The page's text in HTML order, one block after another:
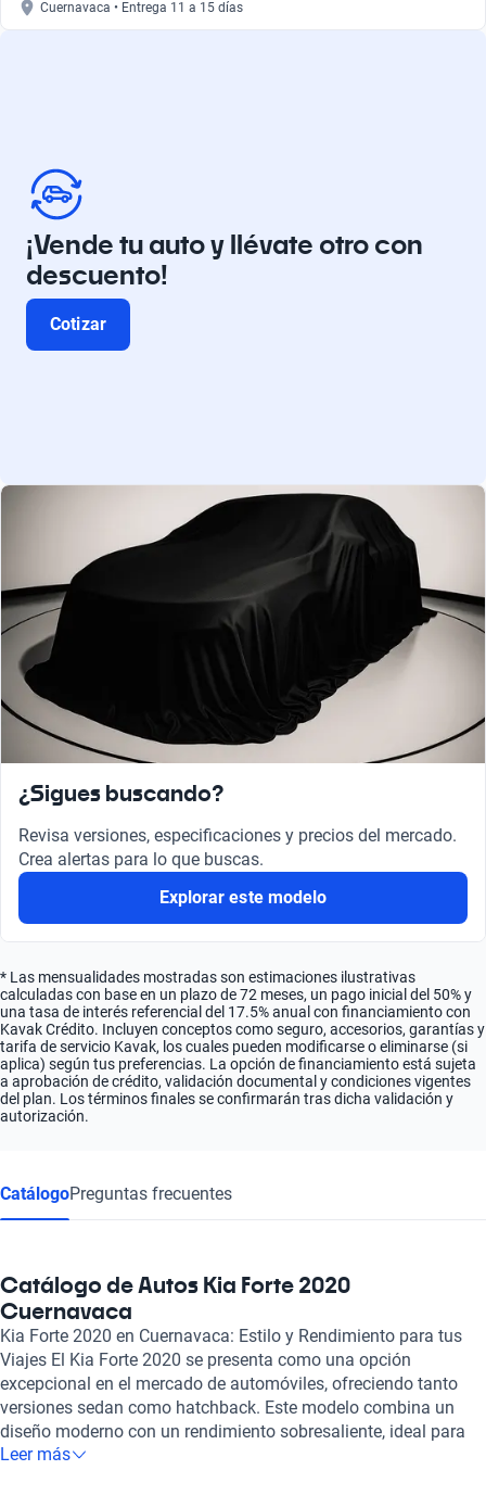
Cuernavaca • Entrega 11 a 15 días
¡Vende tu auto y llévate otro con
descuento!
Cotizar
¿Sigues buscando?
Revisa versiones, especificaciones y precios del mercado.
Crea alertas para lo que buscas.
Explorar este modelo
* Las mensualidades mostradas son estimaciones ilustrativas
calculadas con base en un plazo de 72 meses, un pago inicial del 50% y
una tasa de interés referencial del 17.5% anual con financiamiento con
Kavak Crédito. Incluyen conceptos como seguro, accesorios, garantías y
tarifa de servicio Kavak, los cuales pueden modificarse o eliminarse (si
aplica) según tus preferencias. La opción de financiamiento está sujeta
a aprobación de crédito, validación documental y condiciones vigentes
del plan. Los términos finales se confirmarán tras dicha validación y
autorización.
CatálogoPreguntas frecuentes
Catálogo de Autos Kia Forte 2020
Cuernavaca
Kia Forte 2020 en Cuernavaca: Estilo y Rendimiento para tus
Viajes El Kia Forte 2020 se presenta como una opción
excepcional en el mercado de automóviles, ofreciendo tanto
versiones sedan como hatchback. Este modelo combina un
diseño moderno con un rendimiento sobresaliente, ideal para
quienes buscan funcionalidad sin sacrificar el estilo. Equipado
Leer más